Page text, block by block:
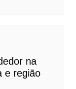
na
e região